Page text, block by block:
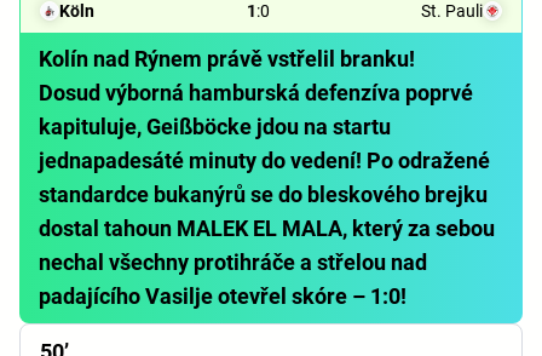
Köln 1:0 St. Pauli
Kolín nad Rýnem právě vstřelil branku!
Dosud výborná hamburská defenzíva poprvé
kapituluje, Geißböcke jdou na startu
jednapadesáté minuty do vedení! Po odražené
standardce bukanýrů se do bleskového brejku
dostal tahoun MALEK EL MALA, který za sebou
nechal všechny protihráče a střelou nad
padajícího Vasilje otevřel skóre – 1:0!